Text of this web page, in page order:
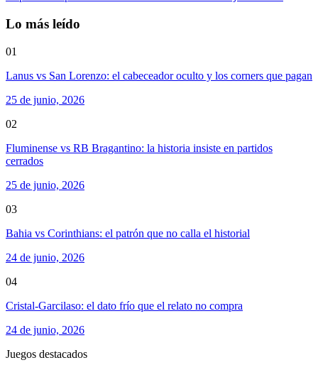
Lo más leído
01
Lanus vs San Lorenzo: el cabeceador oculto y los corners que pagan
25 de junio, 2026
02
Fluminense vs RB Bragantino: la historia insiste en partidos
cerrados
25 de junio, 2026
03
Bahia vs Corinthians: el patrón que no calla el historial
24 de junio, 2026
04
Cristal-Garcilaso: el dato frío que el relato no compra
24 de junio, 2026
Juegos destacados